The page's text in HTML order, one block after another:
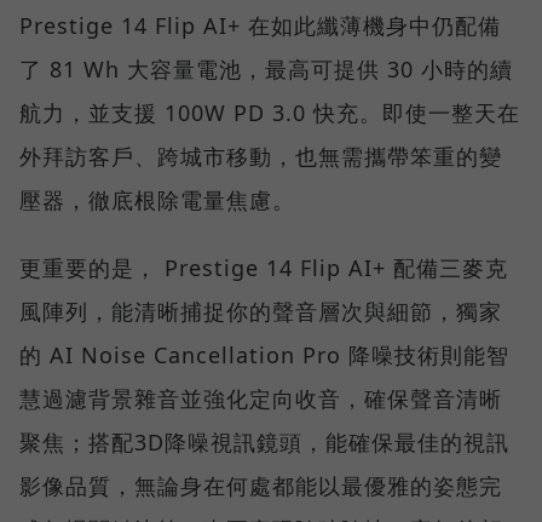
Prestige 14 Flip AI+ 在如此纖薄機身中仍配備
了 81 Wh 大容量電池，最高可提供 30 小時的續
航力，並支援 100W PD 3.0 快充。即使一整天在
外拜訪客戶、跨城市移動，也無需攜帶笨重的變
壓器，徹底根除電量焦慮。
更重要的是， Prestige 14 Flip AI+ 配備三麥克
風陣列，能清晰捕捉你的聲音層次與細節，獨家
的 AI Noise Cancellation Pro 降噪技術則能智
慧過濾背景雜音並強化定向收音，確保聲音清晰
聚焦；搭配3D降噪視訊鏡頭，能確保最佳的視訊
影像品質，無論身在何處都能以最優雅的姿態完